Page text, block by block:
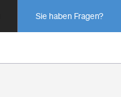
Sie haben Fragen?